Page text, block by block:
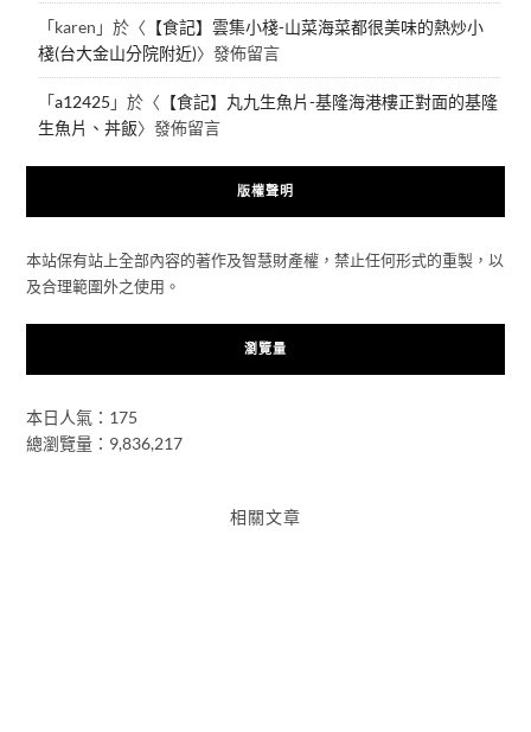
「karen 」於〈 【食記】雲集小棧-山菜海菜都很美味的熱炒小
棧(台大金山分院附近)〉發佈留言
「a12425 」於〈 【食記】丸九生魚片-基隆海港樓正對面的基隆
生魚片、丼飯〉發佈留言
版權聲明
本站保有站上全部內容的著作及智慧財產權，禁止任何形式的重製，以
及合理範圍外之使用。
瀏覽量
本日人氣：175
總瀏覽量：9,836,217
相關文章